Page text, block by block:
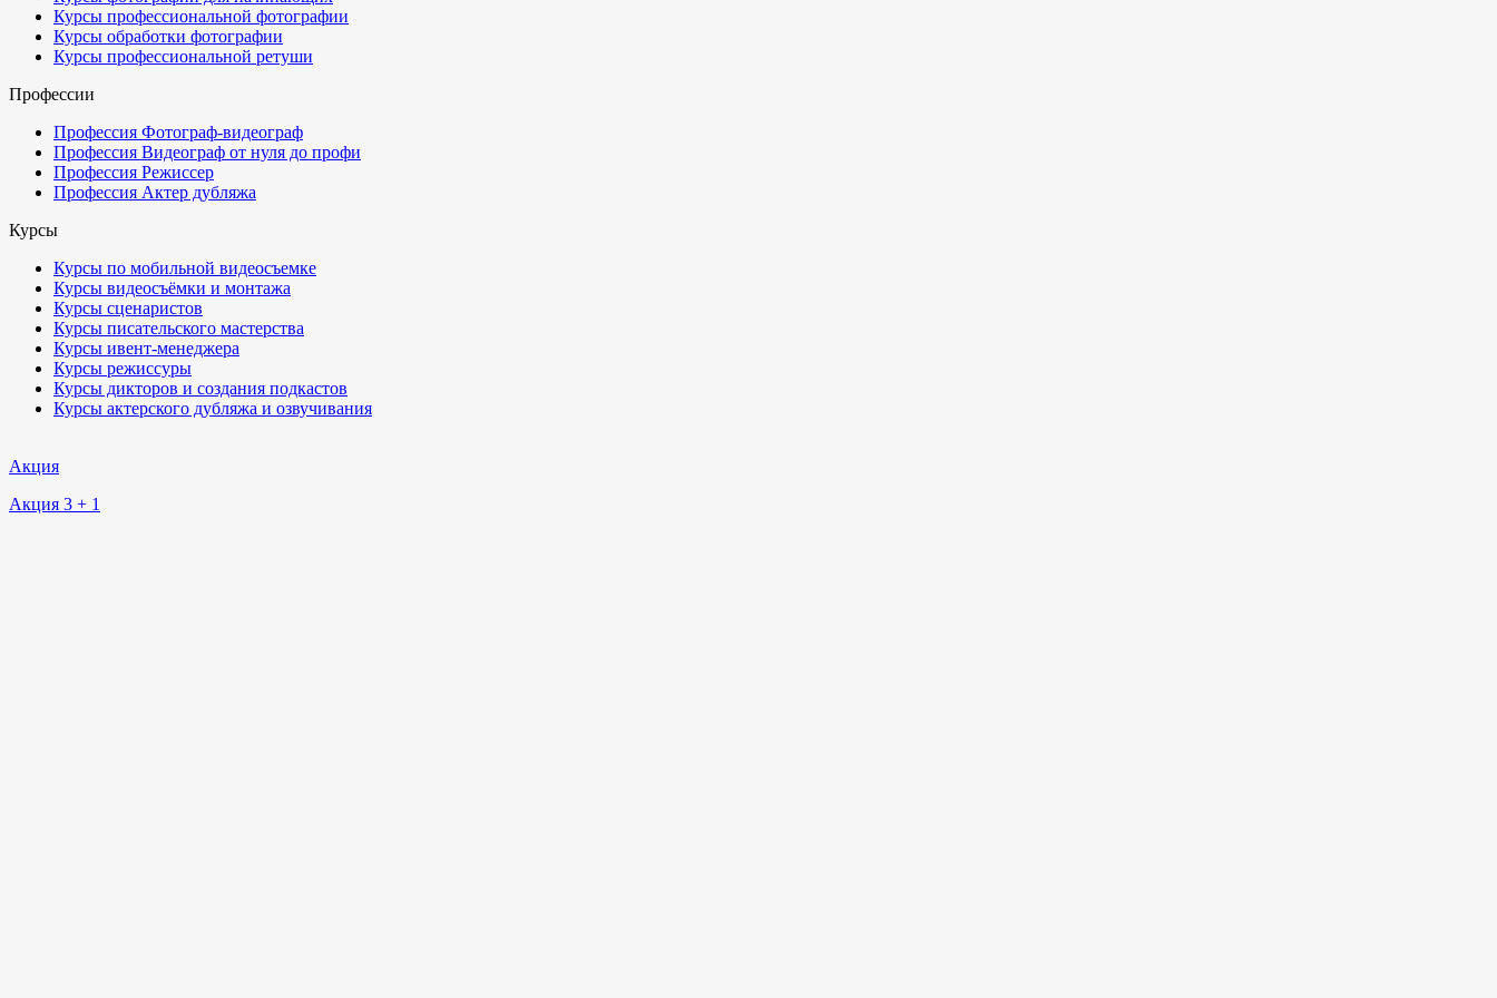
Курсы профессиональной фотографии
Курсы обработки фотографии
Курсы профессиональной ретуши
Профессии
Профессия Фотограф-видеограф
Профессия Видеограф от нуля до профи
Профессия Режиссер
Профессия Актер дубляжа
Курсы
Курсы по мобильной видеосъемке
Курсы видеосъёмки и монтажа
Курсы сценаристов
Курсы писательского мастерства
Курсы ивент-менеджера
Курсы режиссуры
Курсы дикторов и создания подкастов
Курсы актерского дубляжа и озвучивания
Акция
Акция 3 + 1